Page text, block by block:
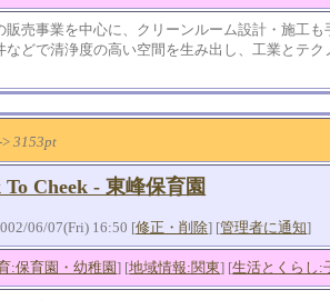
販売事業を中心に、クリーンルーム設計・施工
などで清浄度の高い空間を生み出し、工業とテ
>3153pt
To Cheek - 東峰保育園
06/07(Fri) 16:50 [修正・削除] [管理者に通知]
:保育園・幼稚園] [地域情報:関東] [生活とくらし: